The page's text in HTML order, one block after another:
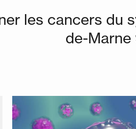
les cancers du
de-Marne